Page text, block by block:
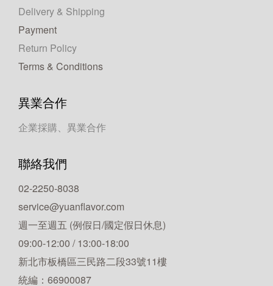
Delivery & Shipping
Payment
Return Policy
Terms & Conditions
異業合作
企業採購、異業合作
聯絡我們
02-2250-8038
service@yuanflavor.com
週一至週五 (例假日/國定假日休息)
09:00-12:00 / 13:00-18:00
新北市板橋區三民路二段33號11樓
統編：66900087